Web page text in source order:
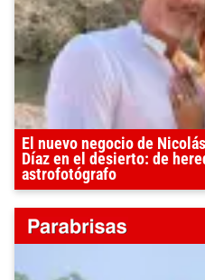
El nuevo negocio de
Díaz en el desierto: de
astrofotógrafo